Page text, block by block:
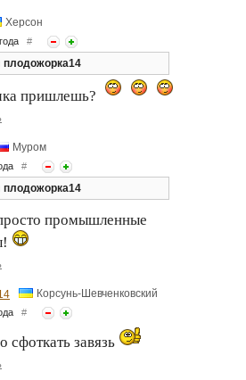
Херсон
#
плодожорка14
пришлешь?
Муром
#
плодожорка14
промышленные
Корсунь-Шевченковский
#
сфоткать завязь